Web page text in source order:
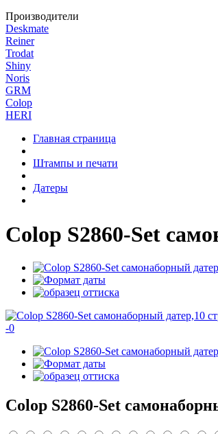
Производители
Deskmate
Reiner
Trodat
Shiny
Noris
GRM
Colop
HERI
Главная страница
Штампы и печати
Датеры
Colop S2860-Set
-0
Colop S2860-Set